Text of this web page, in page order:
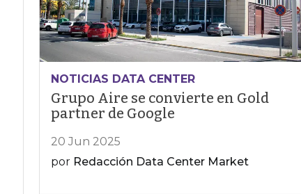
NOTICIAS DATA CENTER
Grupo Aire se convierte en Gold
partner de Google
20 Jun 2025
por Redacción Data Center Market